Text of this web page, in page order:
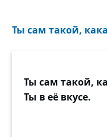
Ты сам такой,
Ты сам такой,
Ты в её вкусе.